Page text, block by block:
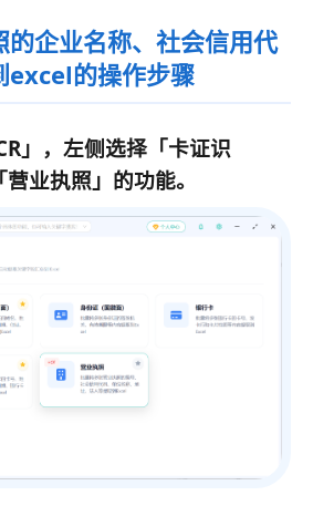
的企业名称、社会信用代
excel的操作步骤
」，左侧选择「卡证识
业执照」的功能。